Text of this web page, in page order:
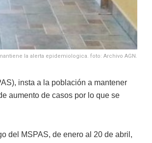
la alerta epidemiologica. foto: Archivo AGN.
insta a la población a mantener
aumento de casos por lo que se
del MSPAS, de enero al 20 de abril,